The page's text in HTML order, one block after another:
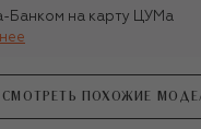
Банком на карту ЦУМа
СМОТРЕТЬ ПОХОЖИЕ